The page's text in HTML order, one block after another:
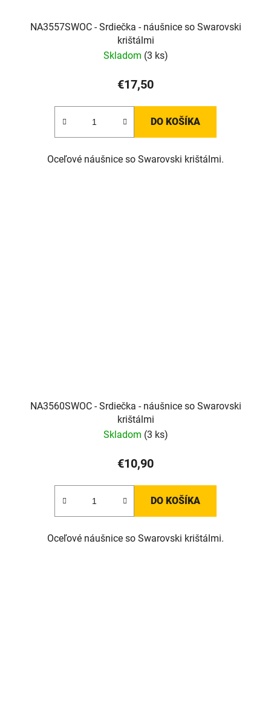
NA3557SWOC - Srdiečka - náušnice so Swarovski
krištálmi
Skladom (3 ks)
€17,50
DO KOŠÍKA
Oceľové náušnice so Swarovski krištálmi.
NA3560SWOC - Srdiečka - náušnice so Swarovski
krištálmi
Skladom (3 ks)
€10,90
DO KOŠÍKA
Oceľové náušnice so Swarovski krištálmi.